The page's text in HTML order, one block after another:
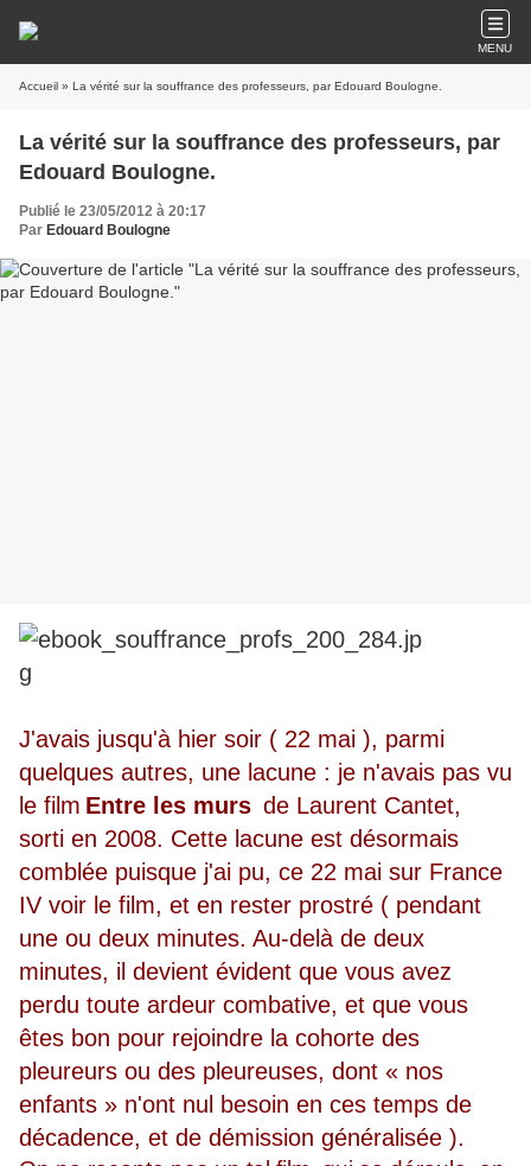
MENU
Accueil » La vérité sur la souffrance des professeurs, par Edouard Boulogne.
La vérité sur la souffrance des professeurs, par
Edouard Boulogne.
Publié le 23/05/2012 à 20:17
Par Edouard Boulogne
J'avais jusqu'à hier soir ( 22 mai ), parmi
quelques autres, une lacune : je n'avais pas vu
le film Entre les murs de Laurent Cantet,
sorti en 2008. Cette lacune est désormais
comblée puisque j'ai pu, ce 22 mai sur France
IV voir le film, et en rester prostré ( pendant
une ou deux minutes. Au-delà de deux
minutes, il devient évident que vous avez
perdu toute ardeur combative, et que vous
êtes bon pour rejoindre la cohorte des
pleureurs ou des pleureuses, dont « nos
enfants » n'ont nul besoin en ces temps de
décadence, et de démission généralisée ).